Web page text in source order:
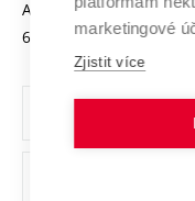
Projekty ze
Specifický výzkum
Organizační struktura
Ochrana osobních
Antonínská 548/1
602 00 Brnomarketingové
Zjistit více